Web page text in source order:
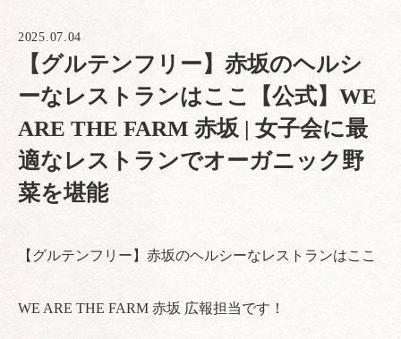
2025.07.04
【グルテンフリー】赤坂のヘルシ
ーなレストランはここ【公式】WE
ARE THE FARM 赤坂 | 女子会に最
適なレストランでオーガニック野
菜を堪能
【グルテンフリー】赤坂のヘルシーなレストランはここ
WE ARE THE FARM 赤坂 広報担当です！